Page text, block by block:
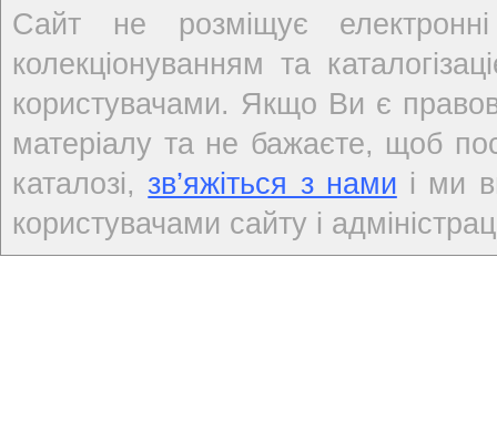
Сайт не розміщує
колекціонуванням та
користувачами. Якщо Ви є
матеріалу та не бажаєте, щоб
каталозі,зв’яжіться з нами і ми
користувачами сайту і